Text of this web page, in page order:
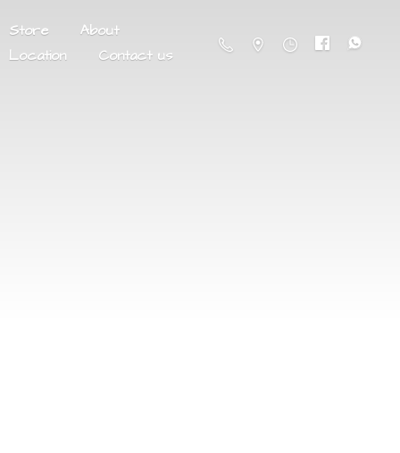
Store
About
Location
Contact us